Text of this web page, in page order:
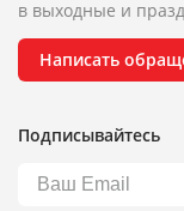
в выходные и
Написать
Подписывайтесь